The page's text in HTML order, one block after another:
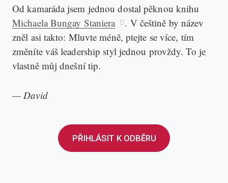
Od kamaráda jsem jednou dostal pěknou knihu
Michaela Bungay Staniera
. V češtině by název
zněl asi takto: Mluvte méně, ptejte se více, tím
změníte váš leadership styl jednou provždy. To je
vlastně můj dnešní tip.
— David
PŘIHLÁSIT K ODBĚRU